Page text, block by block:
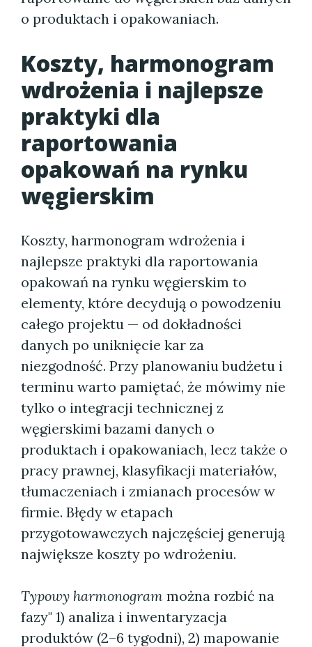
o produktach i opakowaniach.
Koszty, harmonogram
wdrożenia i najlepsze
praktyki dla
raportowania
opakowań na rynku
węgierskim
Koszty, harmonogram wdrożenia i
najlepsze praktyki dla raportowania
opakowań na rynku węgierskim to
elementy, które decydują o powodzeniu
całego projektu — od dokładności
danych po uniknięcie kar za
niezgodność. Przy planowaniu budżetu i
terminu warto pamiętać, że mówimy nie
tylko o integracji technicznej z
węgierskimi bazami danych o
produktach i opakowaniach, lecz także o
pracy prawnej, klasyfikacji materiałów,
tłumaczeniach i zmianach procesów w
firmie. Błędy w etapach
przygotowawczych najczęściej generują
największe koszty po wdrożeniu.
Typowy harmonogram można rozbić na
fazy" 1) analiza i inwentaryzacja
produktów (2–6 tygodni), 2) mapowanie